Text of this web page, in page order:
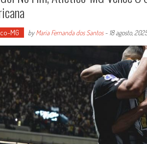
MG byMaria Fernanda dos Santos- 18 agosto,